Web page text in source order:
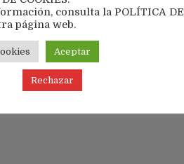
consulta la POLÍTICA DE
página web.
Aceptar
Rechazar